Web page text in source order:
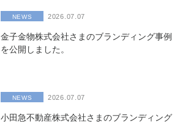
NEWS 2026.07.07
金子金物株式会社さまのブランディング事例
を公開しました。
NEWS 2026.07.07
小田急不動産株式会社さまのブランディング